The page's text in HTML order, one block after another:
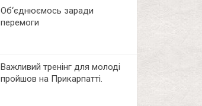
Об‘єднюємось заради
перемоги
Важливий тренінг для молоді
пройшов на Прикарпатті.